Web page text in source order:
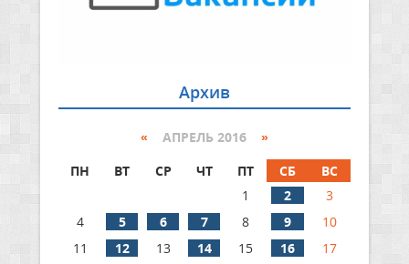
Архив
« АПРЕЛЬ 2016 »
ПН
ВТ СР ЧТ ПТ СБ
ВС
1
2
3
4
5 6 7 8 9
10
11
12 13 14 15 16
17